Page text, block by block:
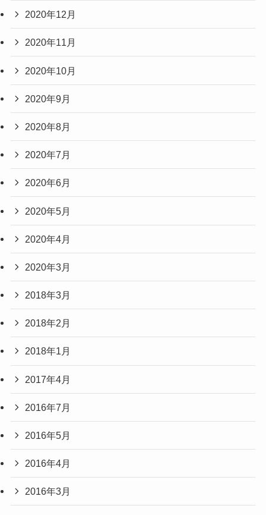
2020年12月
2020年11月
2020年10月
2020年9月
2020年8月
2020年7月
2020年6月
2020年5月
2020年4月
2020年3月
2018年3月
2018年2月
2018年1月
2017年4月
2016年7月
2016年5月
2016年4月
2016年3月